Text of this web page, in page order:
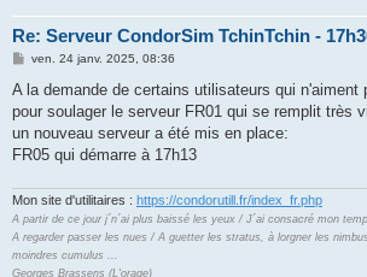
Re: Serveur CondorSim TchinTchin -
M
s
a
g
ven. 24 janv. 2025, 08:36
A la demande de certains utilisateurs qui n'aiment
pour soulager le serveur FR01 qui se remplit très
un nouveau serveur a été mis en place:
FR05 qui démarre à 17h13
Mon site d'utilitaires : https://condorutill.fr/index_fr.php
A partir de ce jour j´n´ai plus baissé les yeux / J´ai consacré mon
A regarder passer les nues / A guetter les stratus, à lorgner les
moindres cumulus ...
Georges Brassens (L'orage)